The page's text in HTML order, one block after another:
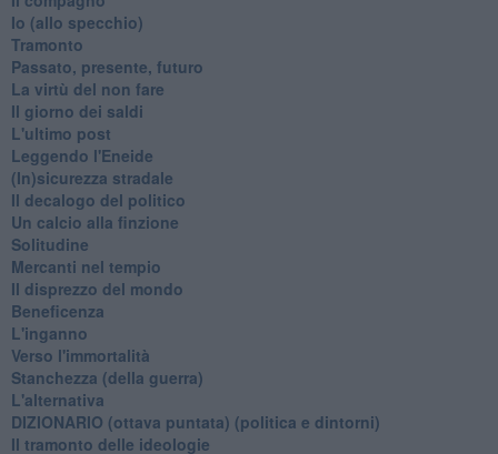
​Io (allo specchio)
Tramonto
Passato, presente, futuro
La virtù del non fare
Il giorno dei saldi
L'ultimo post
Leggendo l'Eneide
​(In)sicurezza stradale
Il decalogo del politico
Un calcio alla finzione
Solitudine
Mercanti nel tempio
Il disprezzo del mondo
Beneficenza
L'inganno
Verso l'immortalità
Stanchezza (della guerra)
L'alternativa
​DIZIONARIO (ottava puntata) (politica e dintorni)
Il tramonto delle ideologie